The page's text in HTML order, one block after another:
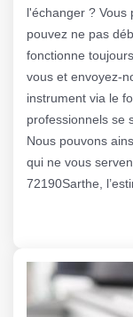
l'échanger ? Vous
pouvez ne pas
fonctionne
vous et envoyez-
instrument via le
professionnels se
Nous pouvons
qui ne vous
72190Sarthe,